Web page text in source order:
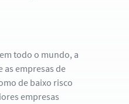
todo o mundo, a
as empresas de
de baixo risco
empresas